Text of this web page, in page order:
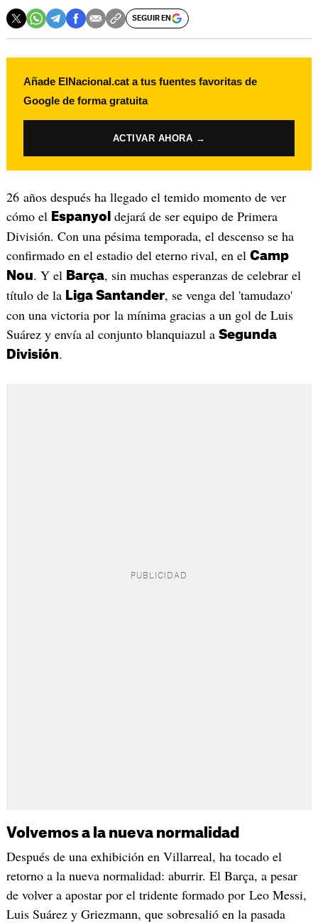
SEGUIR EN
Añade ElNacional.cat a tus fuentes favoritas de
Google de forma gratuita
ACTIVAR AHORA →
26 años después ha llegado el temido momento de ver
cómo el Espanyol dejará de ser equipo de Primera
División. Con una pésima temporada, el descenso se ha
confirmado en el estadio del eterno rival, en el Camp
Nou. Y el Barça, sin muchas esperanzas de celebrar el
título de la Liga Santander, se venga del 'tamudazo'
con una victoria por la mínima gracias a un gol de Luis
Suárez y envía al conjunto blanquiazul a Segunda
División.
Volvemos a la nueva normalidad
Después de una exhibición en Villarreal, ha tocado el
retorno a la nueva normalidad: aburrir. El Barça, a pesar
de volver a apostar por el tridente formado por Leo Messi,
Luis Suárez y Griezmann, que sobresalió en la pasada